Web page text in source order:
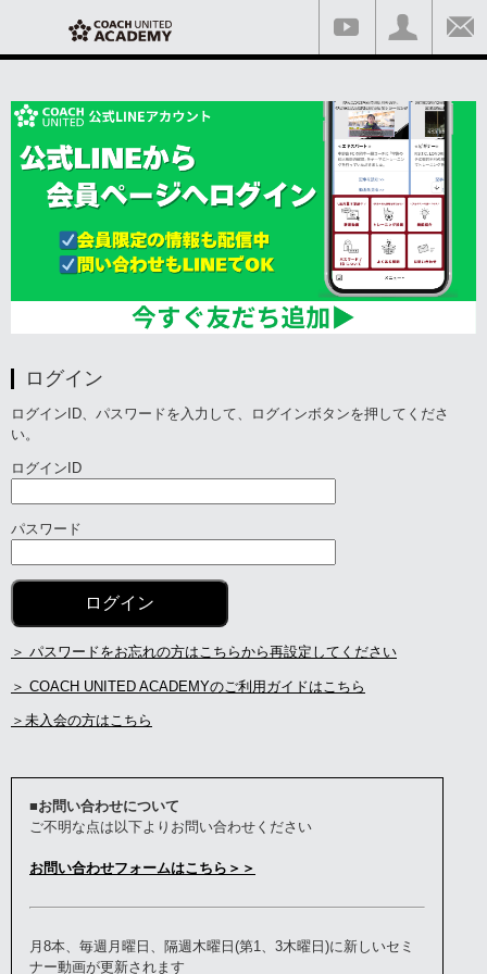
ログイン
ログインID、パスワードを入力して、ログインボタンを押してくださ
い。
ログインID
パスワード
＞ パスワードをお忘れの方はこちらから再設定してください
＞ COACH UNITED ACADEMYのご利用ガイドはこちら
＞未入会の方はこちら
■お問い合わせについて
ご不明な点は以下よりお問い合わせください
お問い合わせフォームはこちら＞＞
月8本、毎週月曜日、隔週木曜日(第1、3木曜日)に新しいセミ
ナー動画が更新されます